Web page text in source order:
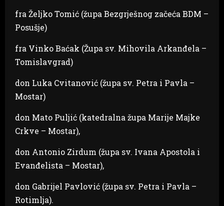
fra Željko Tomić (župa Bezgrješnog začeća BDM –
Posušje)
fra Vinko Baćak (Župa sv. Mihovila Arkanđela –
Tomislavgrad)
don Luka Cvitanović (župa sv. Petra i Pavla –
Mostar)
don Mato Puljić (katedralna župa Marije Majke
Crkve – Mostar),
don Antonio Zirdum (župa sv. Ivana Apostola i
Evanđelista – Mostar),
don Gabrijel Pavlović (župa sv. Petra i Pavla –
Rotimlja).